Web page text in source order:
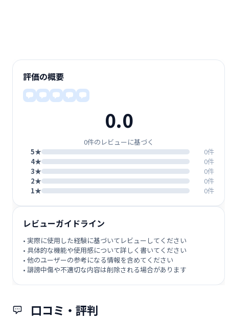
口コミ・評判
評価の概要
0.0
0件のレビューに基づく
5★
0件
4★
0件
3★
0件
2★
0件
1★
0件
レビューガイドライン
• 実際に使用した経験に基づいてレビューしてください
• 具体的な機能や使用感について詳しく書いてください
• 他のユーザーの参考になる情報を含めてください
• 誹謗中傷や不適切な内容は削除される場合があります